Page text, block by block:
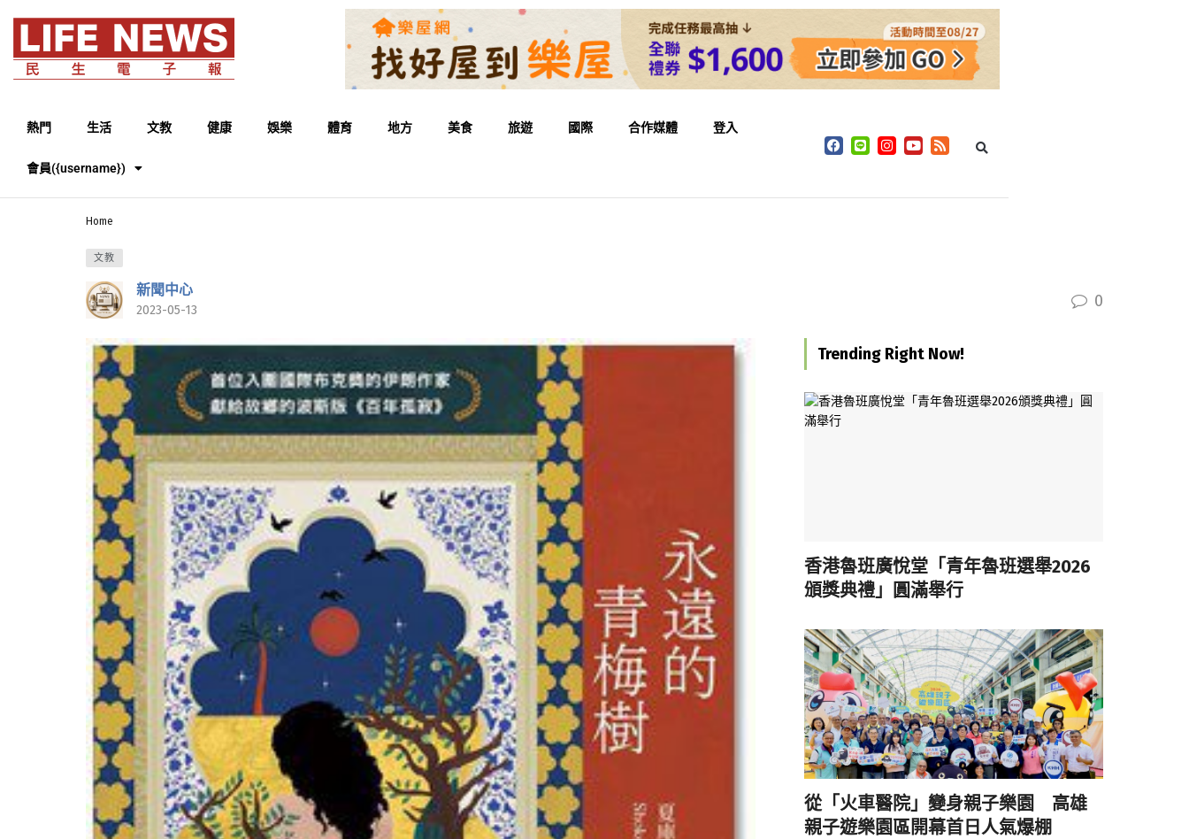
熱門 生活 文教 健康 娛樂 體育 地方 美食 旅遊 國際 合作媒體 登入
會員({username})
Home
文教
新聞中心
2023-05-13 0
Trending Right Now!
香港魯班廣悅堂「青年魯班選舉2026
頒獎典禮」圓滿舉行
從「火車醫院」變身親子樂園 高雄
親子遊樂園區開幕首日人氣爆棚